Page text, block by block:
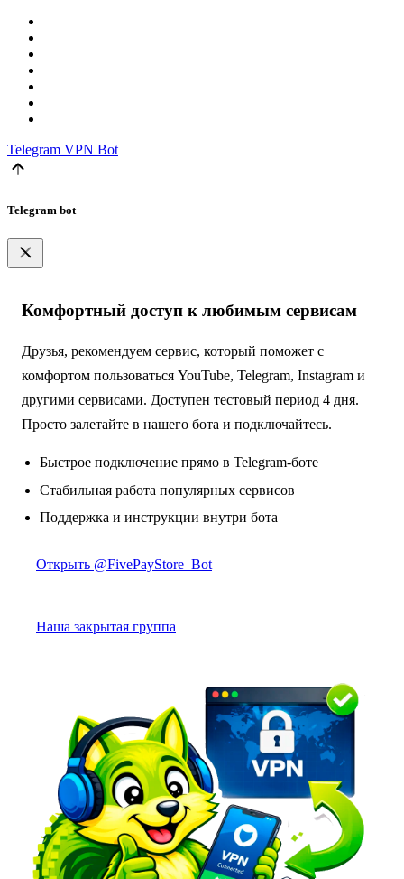
Telegram VPN Bot
Telegram bot
Комфортный доступ к любимым сервисам
Друзья, рекомендуем сервис, который поможет с
комфортом пользоваться YouTube, Telegram, Instagram и
другими сервисами. Доступен тестовый период 4 дня.
Просто залетайте в нашего бота и подключайтесь.
Быстрое подключение прямо в Telegram-боте
Стабильная работа популярных сервисов
Поддержка и инструкции внутри бота
Открыть @FivePayStore_Bot
Наша закрытая группа